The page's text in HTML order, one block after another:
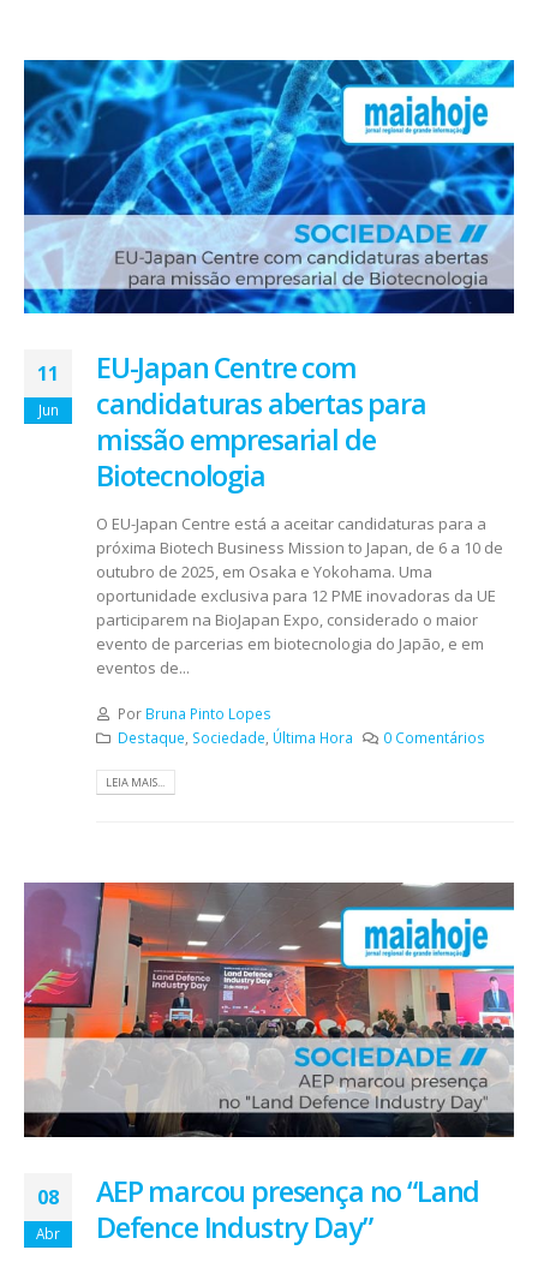
11
Jun
EU-Japan Centre com
candidaturas abertas para
missão empresarial de
Biotecnologia
O EU-Japan Centre está a aceitar candidaturas para a
próxima Biotech Business Mission to Japan, de 6 a 10 de
outubro de 2025, em Osaka e Yokohama. Uma
oportunidade exclusiva para 12 PME inovadoras da UE
participarem na BioJapan Expo, considerado o maior
evento de parcerias em biotecnologia do Japão, e em
eventos de...
Por Bruna Pinto Lopes
Destaque, Sociedade, Última Hora 0 Comentários
LEIA MAIS...
08
Abr
AEP marcou presença no “Land
Defence Industry Day”